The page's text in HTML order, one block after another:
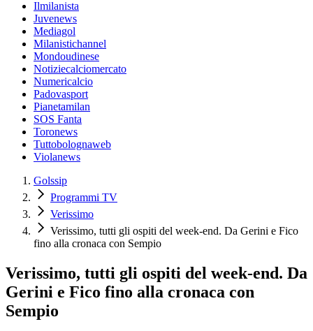
Ilmilanista
Juvenews
Mediagol
Milanistichannel
Mondoudinese
Notiziecalciomercato
Numericalcio
Padovasport
Pianetamilan
SOS Fanta
Toronews
Tuttobolognaweb
Violanews
Golssip
Programmi TV
Verissimo
Verissimo, tutti gli ospiti del week-end. Da Gerini e Fico
fino alla cronaca con Sempio
Verissimo, tutti gli ospiti del week-end. Da
Gerini e Fico fino alla cronaca con
Sempio